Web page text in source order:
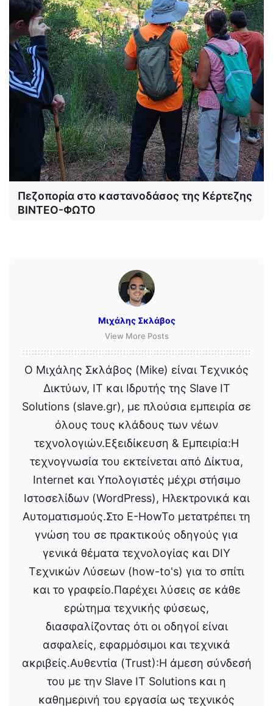
Πεζοπορία στο καστανοδάσος της Κέρτεζης
ΒΙΝΤΕΟ-ΦΩΤΟ
Μιχάλης Σκλάβος
View More Posts
Ο Μιχάλης Σκλάβος (Mike) είναι Τεχνικός
Δικτύων, IT και Ιδρυτής της Slave IT
Solutions (slave.gr), με πλούσια εμπειρία σε
όλους τους κλάδους των νέων
τεχνολογιών.Εξειδίκευση & Εμπειρία:Η
τεχνογνωσία του εκτείνεται από Δίκτυα,
Internet και Υπολογιστές μέχρι στήσιμο
Ιστοσελίδων (WordPress), Ηλεκτρονικά και
Αυτοματισμούς.Στο E-HowTo μετατρέπει τη
γνώση του σε πρακτικούς οδηγούς για
γενικά θέματα τεχνολογίας και DIY
Τεχνικών Λύσεων (how-to's) για το σπίτι
και το γραφείο.Παρέχει λύσεις σε κάθε
ερώτημα τεχνικής φύσεως,
διασφαλίζοντας ότι οι οδηγοί είναι
ασφαλείς, εφαρμόσιμοι και τεχνικά
ακριβείς.Αυθεντία (Trust):Η άμεση σύνδεσή
του με την Slave IT Solutions και η
καθημερινή του εργασία ως τεχνικός